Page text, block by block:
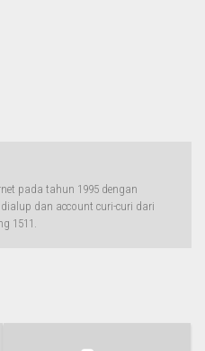
pada tahun 1995 dengan
dan account curi-curi dari
1511.